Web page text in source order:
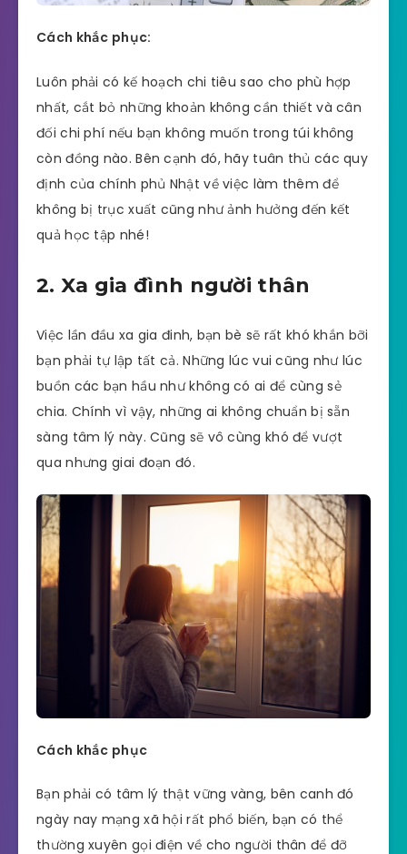
Cách khắc phục:
Luôn phải có kế hoạch chi tiêu sao cho phù hợp
nhất, cắt bỏ những khoản không cần thiết và cân
đối chi phí nếu bạn không muốn trong túi không
còn đồng nào. Bên cạnh đó, hãy tuân thủ các quy
định của chính phủ Nhật về việc làm thêm để
không bị trục xuất cũng như ảnh hưởng đến kết
quả học tập nhé!
2. Xa gia đình người thân
Việc lần đầu xa gia đinh, bạn bè sẽ rất khó khắn bỡi
bạn phải tự lập tất cả. Những lúc vui cũng như lúc
buồn các bạn hầu như không có ai để cùng sẻ
chia. Chính vì vậy, những ai không chuẩn bị sẵn
sàng tâm lý này. Cũng sẽ vô cùng khó để vượt
qua nhưng giai đoạn đó.
Cách khắc phục
Bạn phải có tâm lý thật vững vàng, bên canh đó
ngày nay mạng xã hội rất phổ biến, bạn có thể
thường xuyên gọi điện về cho người thân để đỡ